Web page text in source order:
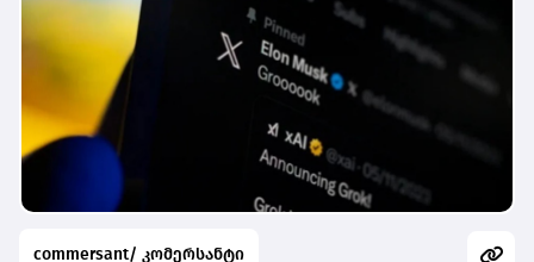
commersant/ კომერსანტი